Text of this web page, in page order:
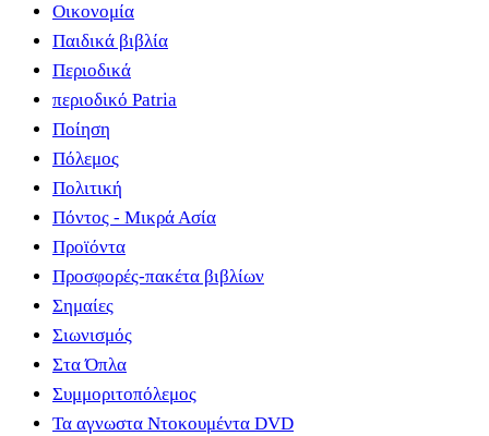
Οικονομία
Παιδικά βιβλία
Περιοδικά
περιοδικό Patria
Ποίηση
Πόλεμος
Πολιτική
Πόντος - Μικρά Ασία
Προϊόντα
Προσφορές-πακέτα βιβλίων
Σημαίες
Σιωνισμός
Στα Όπλα
Συμμοριτοπόλεμος
Τα αγνωστα Ντοκουμέντα DVD